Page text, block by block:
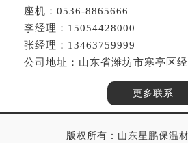
座机：0536-8865666
李经理：15054428000
张经理：13463759999
公司地址：山东省潍坊市寒亭区
更多联系
版权所有：山东星鹏保温